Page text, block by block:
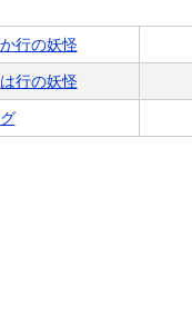
か行の妖怪
は行の妖怪